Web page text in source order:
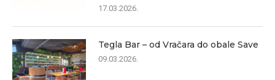
17.03.2026.
Tegla Bar – od Vračara do obale Save
09.03.2026.